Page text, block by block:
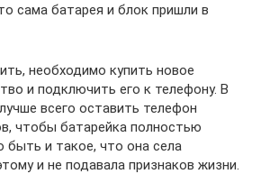
сама батарея и блок пришли в
необходимо купить новое
и подключить его к телефону. В
всего оставить телефон
чтобы батарейка полностью
быть и такое, что она села
и не подавала признаков жизни.